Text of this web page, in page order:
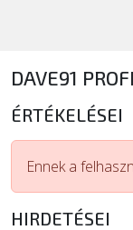
EGYÉB
DAVE91
ÉRTÉKELÉSEI
Ennek a
HIRDETÉSEI